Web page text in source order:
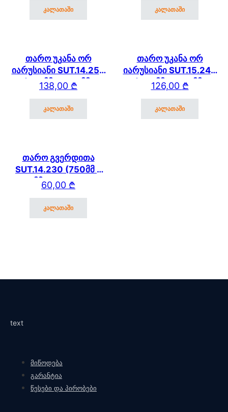
კალათაში კალათაში
თარო უკანა ორ
იარუსიანი SUT.14.250
(750მმ * 250 მმ)
SUT.14
138,00 ₾
კალათაში
თარო უკანა ორ
იარუსიანი SUT.15.240
(600მმ * 250 მმ)
SUT.13/15/17
126,00 ₾
კალათაში
თარო გვერდითა
SUT.14.230 (750მმ *
250 მმ) SUT.14/15/17
60,00 ₾
კალათაში
text
მიწოდება
გარანტია
წესები და პირობები